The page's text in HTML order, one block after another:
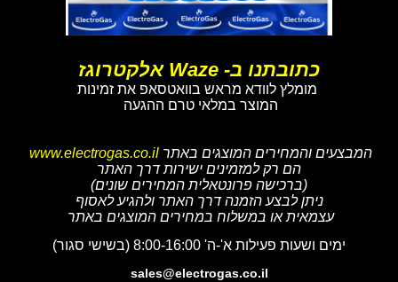
כתובתנו ב- Waze אלקטרוגז
מומלץ לוודא מראש בוואטסאפ את זמינות
המוצר במלאי טרם ההגעה
המבצעים והמחירים המוצגים באתר www.electrogas.co.il
הם רק למזמינים ישירות דרך האתר
(ברכישה פרונטאלית המחירים שונים)
ניתן לבצע הזמנה דרך האתר ולהגיע לאסוף
עצמאית או במשלוח במחירים המוצגים באתר
ימים ושעות פעילות א'-ה' 8:00-16:00 (בשישי סגור)
sales@electrogas.co.il